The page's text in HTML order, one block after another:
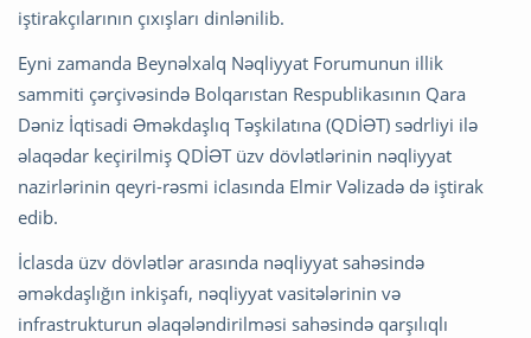
iştirakçılarının çıxışları dinlənilib.
Eyni zamanda Beynəlxalq Nəqliyyat Forumunun illik
sammiti çərçivəsində Bolqarıstan Respublikasının Qara
Dəniz İqtisadi Əməkdaşlıq Təşkilatına (QDİƏT) sədrliyi ilə
əlaqədar keçirilmiş QDİƏT üzv dövlətlərinin nəqliyyat
nazirlərinin qeyri-rəsmi iclasında Elmir Vəlizadə də iştirak
edib.
İclasda üzv dövlətlər arasında nəqliyyat sahəsində
əməkdaşlığın inkişafı, nəqliyyat vasitələrinin və
infrastrukturun əlaqələndirilməsi sahəsində qarşılıqlı